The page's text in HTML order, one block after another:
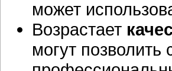
может
Возрастает
могут